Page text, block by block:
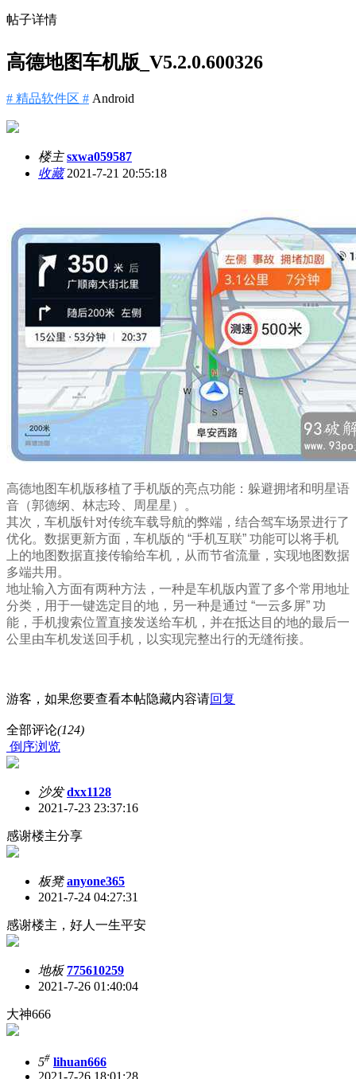
帖子详情
高德地图车机版_V5.2.0.600326
# 精品软件区 # Android
楼主 sxwa059587
收藏2021-7-21 20:55:18
高德地图车机版移植了手机版的亮点功能：躲避拥堵和明星语
音（郭德纲、林志玲、周星星）。
其次，车机版针对传统车载导航的弊端，结合驾车场景进行了
优化。数据更新方面，车机版的 “手机互联” 功能可以将手机
上的地图数据直接传输给车机，从而节省流量，实现地图数据
多端共用。
地址输入方面有两种方法，一种是车机版内置了多个常用地址
分类，用于一键选定目的地，另一种是通过 “一云多屏” 功
能，手机搜索位置直接发送给车机，并在抵达目的地的最后一
公里由车机发送回手机，以实现完整出行的无缝衔接。
游客，如果您要查看本帖隐藏内容请回复
全部评论(124)
倒序浏览
沙发 dxx1128
2021-7-23 23:37:16
感谢楼主分享
板凳 anyone365
2021-7-24 04:27:31
感谢楼主，好人一生平安
地板 775610259
2021-7-26 01:40:04
大神666
5# lihuan666